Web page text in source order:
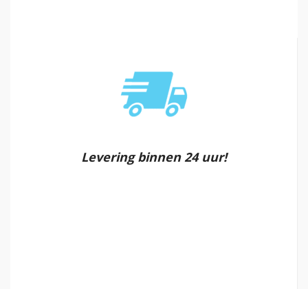
Levering binnen 24 uur!